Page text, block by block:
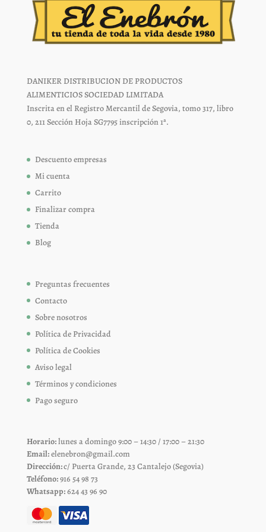
DANIKER DISTRIBUCION DE PRODUCTOS
ALIMENTICIOS SOCIEDAD LIMITADA
Inscrita en el Registro Mercantil de Segovia, tomo 317, libro
0, 211 Sección Hoja SG7795 inscripción 1ª.
Descuento empresas
Mi cuenta
Carrito
Finalizar compra
Tienda
Blog
Preguntas frecuentes
Contacto
Sobre nosotros
Política de Privacidad
Política de Cookies
Aviso legal
Términos y condiciones
Pago seguro
Horario:lunes a domingo 9:00 – 14:30 / 17:00 – 21:30
Email:elenebron@gmail.com
Dirección:c/ Puerta Grande, 23 Cantalejo (Segovia)
Teléfono:916 54 98 73
Whatsapp:624 43 96 90